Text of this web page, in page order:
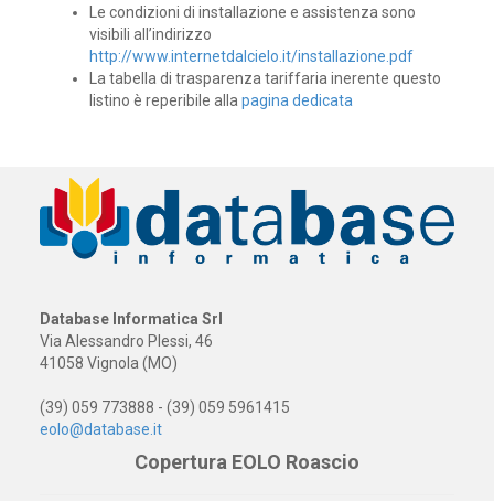
Le condizioni di installazione e assistenza sono
visibili all’indirizzo
http://www.internetdalcielo.it/installazione.pdf
La tabella di trasparenza tariffaria inerente questo
listino è reperibile allapagina dedicata
Database Informatica Srl
Via Alessandro Plessi, 46
41058 Vignola (MO)
(39) 059 773888 - (39) 059 5961415
eolo@database.it
Copertura EOLO Roascio